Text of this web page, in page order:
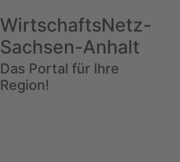
WirtschaftsNetz-
Sachsen-Anhalt
Das Portal für Ihre
Region!